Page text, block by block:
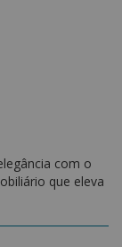
com o
que eleva
baú versátil
sendo a